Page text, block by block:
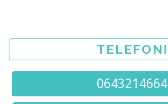
TELEFONI
0643214664